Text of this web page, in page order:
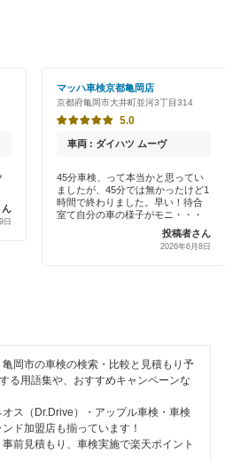
」
ん
日
マッハ車検京都亀岡店
京都府亀岡市大井町並河3丁目314
5.0
車両 : ダイハツ ムーヴ
45分車検、って本当かと思ってい
ましたが、45分では無かったけど1
時間で終わりました。早い！待合
室て自分の車の様子がモニ・・・
投稿者さん
2026年6月8日
岡市の車検の検索・比較と見積もり予
る用語集や、おすすめキャンペーンな
ス（Dr.Drive）・アップル車検・車検
ド加盟店も揃っています！
前見積もり、車検実施で楽天ポイント